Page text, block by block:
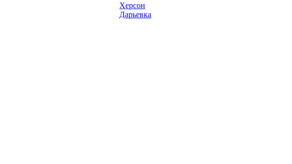
Херсон
Дарьевка